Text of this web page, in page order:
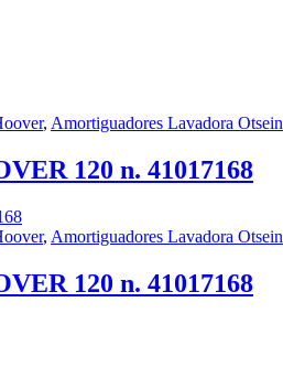
, Amortiguadores Lavadora Otsein
120 n. 41017168
, Amortiguadores Lavadora Otsein
120 n. 41017168